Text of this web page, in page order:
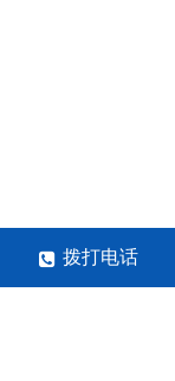
拨打电话